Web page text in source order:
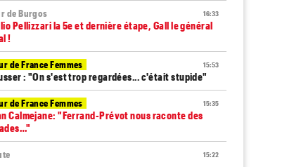
16:33
de Burgos
Pellizzari la 5e et dernière étape, Gall le général
!
15:53
de France Femmes
: "On s'est trop regardées... c'était stupide"
15:35
de France Femmes
Calmejane: "Ferrand-Prévot nous raconte des
15:22